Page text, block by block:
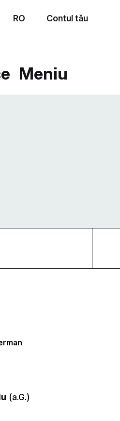
RO Contul tău
Meniu
(a.G.)